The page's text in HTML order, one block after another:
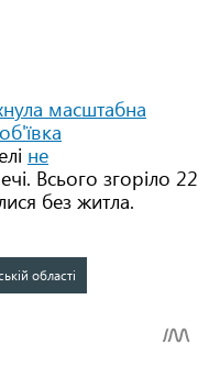
масштабна
не
Всього згоріло 22
без житла.
області